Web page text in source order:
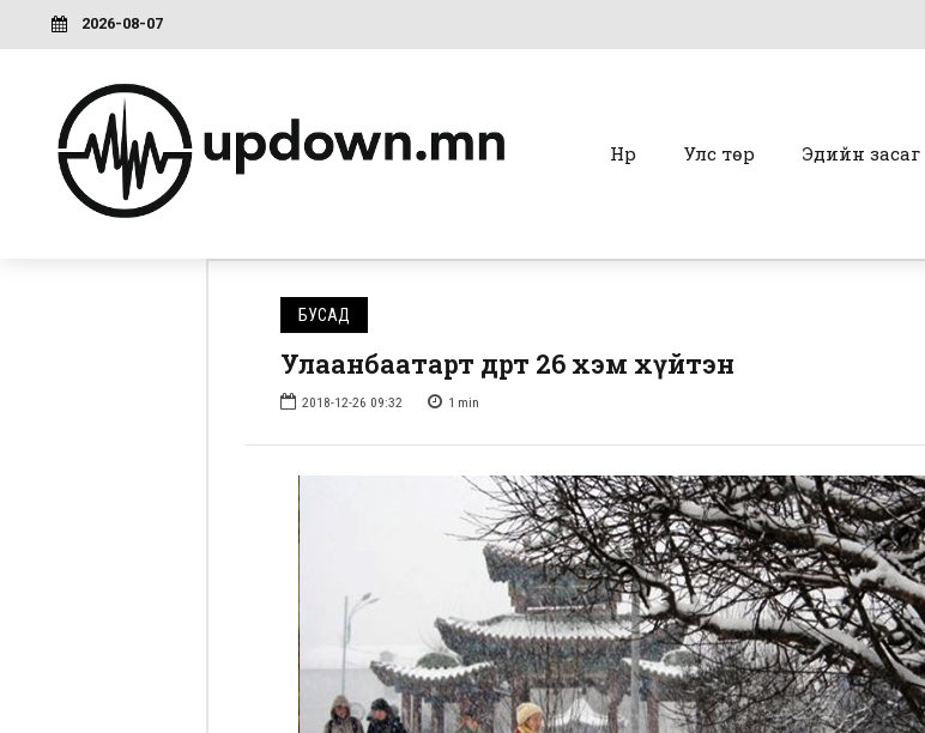
2026-08-07
Нүүр Улс төр Эдийн засаг
БУСАД
Улаанбаатарт өдөртөө 26 хэм хүйтэн
2018-12-26 09:32 1 min